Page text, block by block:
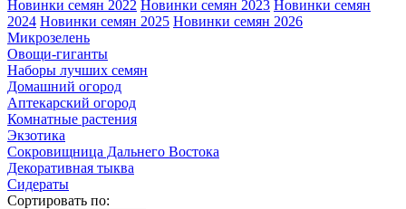
Новинки семян 2022 Новинки семян 2023 Новинки семян
2024 Новинки семян 2025 Новинки семян 2026
Микрозелень
Овощи-гиганты
Наборы лучших семян
Домашний огород
Аптекарский огород
Комнатные растения
Экзотика
Сокровищница Дальнего Востока
Декоративная тыква
Сидераты
Сортировать по: